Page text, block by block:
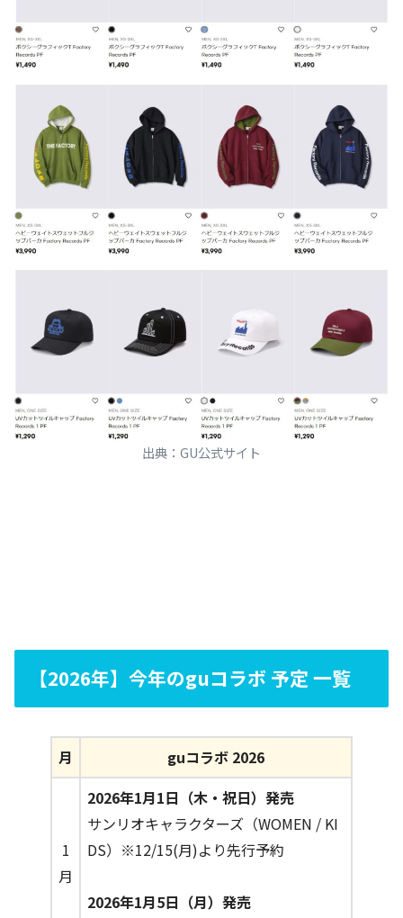
出典：GU公式サイト
【2026年】今年のguコラボ 予定 一覧
月 guコラボ 2026
1
月
2026年1月1日（木・祝日）発売
サンリオキャラクターズ（WOMEN / KI
DS）※12/15(月)より先行予約
2026年1月5日（月）発売